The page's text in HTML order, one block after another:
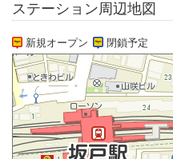
ステーション周辺地図
新規オープン 閉鎖予定